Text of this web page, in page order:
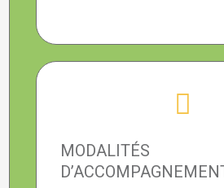
MODALITÉS